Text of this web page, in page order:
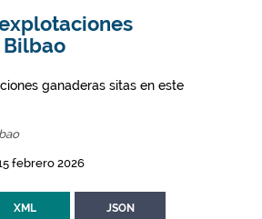
Bilbao
ganaderas sitas en este
febrero 2026
XML JSON